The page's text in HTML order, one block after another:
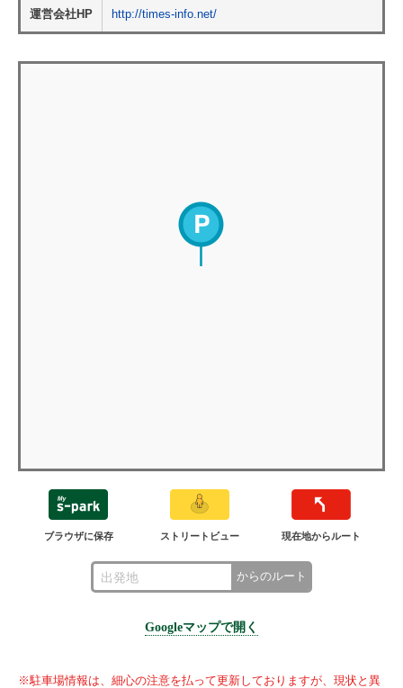
運営会社HP http://times-info.net/
ブラウザに保存 ストリートビュー 現在地からルート
からのルート
Googleマップで開く
※駐車場情報は、細心の注意を払って更新しておりますが、現状と異